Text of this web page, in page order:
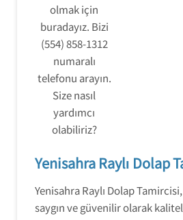
olmak için
buradayız. Bizi
(554) 858-1312
numaralı
telefonu arayın.
Size nasıl
yardımcı
olabiliriz?
Yenisahra Raylı Dolap
Yenisahra Raylı Dolap
saygın ve güvenilir olarak